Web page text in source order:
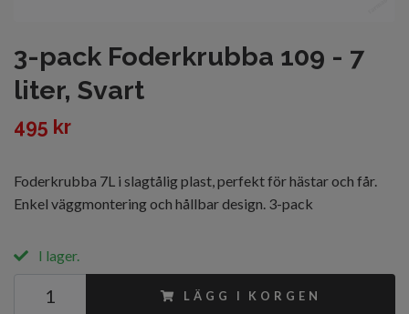
3-pack Foderkrubba 109 - 7
liter, Svart
495 kr
Foderkrubba 7L i slagtålig plast, perfekt för hästar och får.
Enkel väggmontering och hållbar design. 3-pack
I lager.
LÄGG I KORGEN